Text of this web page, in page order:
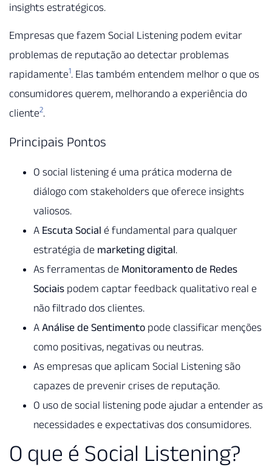
insights estratégicos.
Empresas que fazem Social Listening podem evitar
problemas de reputação ao detectar problemas
rapidamente1. Elas também entendem melhor o que os
consumidores querem, melhorando a experiência do
cliente2.
Principais Pontos
O social listening é uma prática moderna de
diálogo com stakeholders que oferece insights
valiosos.
A Escuta Social é fundamental para qualquer
estratégia de marketing digital.
As ferramentas de Monitoramento de Redes
Sociais podem captar feedback qualitativo real e
não filtrado dos clientes.
A Análise de Sentimento pode classificar menções
como positivas, negativas ou neutras.
As empresas que aplicam Social Listening são
capazes de prevenir crises de reputação.
O uso de social listening pode ajudar a entender as
necessidades e expectativas dos consumidores.
O que é Social Listening?